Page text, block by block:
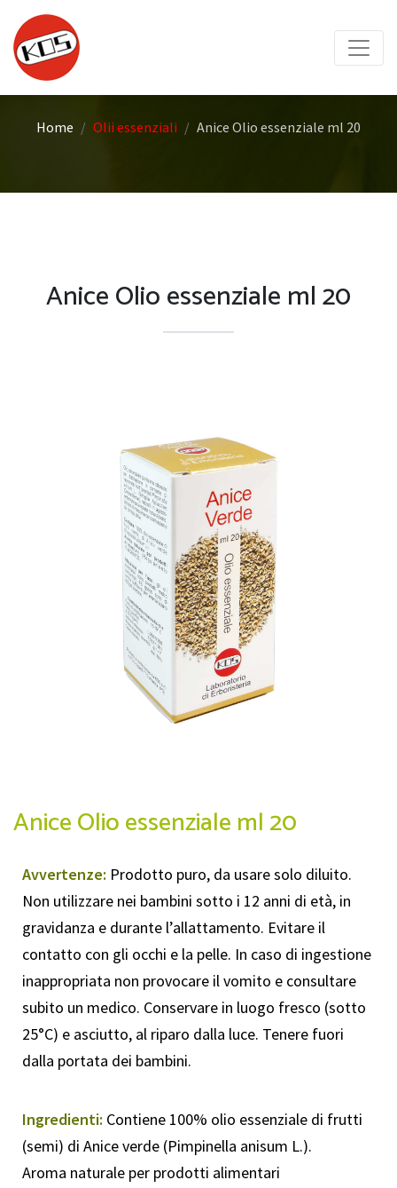
Home Olii essenziali Anice Olio essenziale ml 20
Anice Olio essenziale ml 20
Anice Olio essenziale ml 20
Avvertenze: Prodotto puro, da usare solo diluito.
Non utilizzare nei bambini sotto i 12 anni di età, in
gravidanza e durante l’allattamento. Evitare il
contatto con gli occhi e la pelle. In caso di ingestione
inappropriata non provocare il vomito e consultare
subito un medico. Conservare in luogo fresco (sotto
25°C) e asciutto, al riparo dalla luce. Tenere fuori
dalla portata dei bambini.
Ingredienti: Contiene 100% olio essenziale di frutti
(semi) di Anice verde (Pimpinella anisum L.).
Aroma naturale per prodotti alimentari